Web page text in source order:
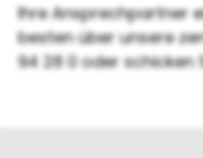
Ihre Ansprechpartner
besten über unsere
94 28 0 oder schicken